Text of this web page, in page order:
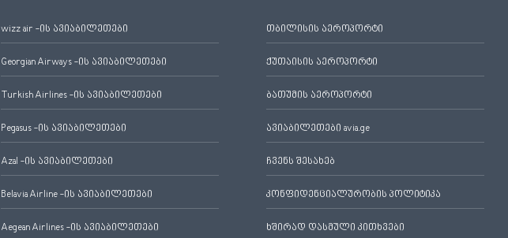
wizz air -ის ავიაბილეთები
Georgian Airways -ის ავიაბილეთები
Turkish Airlines -ის ავიაბილეთები
Pegasus -ის ავიაბილეთები
Azal -ის ავიაბილეთები
Belavia Airline -ის ავიაბილეთები
Aegean Airlines -ის ავიაბილეთები
თბილისის აეროპორტი
ქუთაისის აეროპორტი
ბათუმის აეროპორტი
ავიაბილეთები avia.ge
ჩვენს შესახებ
კონფიდენციალურობის პოლიტიკა
ხშირად დასმული კითხვები